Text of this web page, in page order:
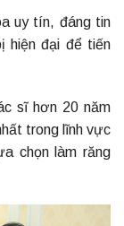
uy tín, đáng tin
hiện đại để tiến
sĩ hơn 20 năm
trong lĩnh vực
chọn làm răng